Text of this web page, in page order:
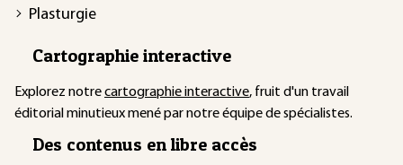
Plasturgie
Cartographie interactive
Explorez notrecartographie interactive, fruit d'un travail
éditorial minutieux mené par notre équipe de spécialistes.
Des contenus en libre accès